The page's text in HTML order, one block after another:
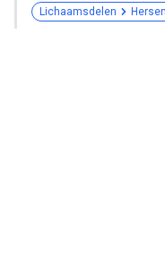
Lichaamsdelen